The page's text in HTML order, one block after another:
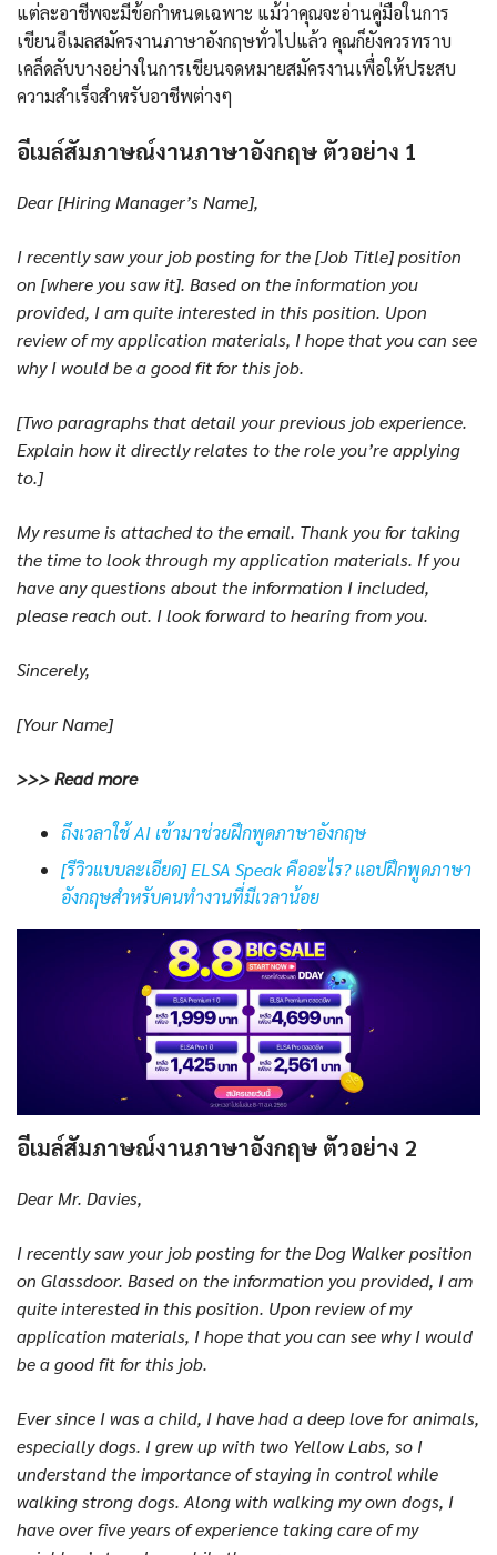
แต่ละอาชีพจะมีข้อกำหนดเฉพาะ แม้ว่าคุณจะอ่านคู่มือในการ
เขียนอีเมลสมัครงานภาษาอังกฤษทั่วไปแล้ว คุณก็ยังควรทราบ
เคล็ดลับบางอย่างในการเขียนจดหมายสมัครงานเพื่อให้ประสบ
ความสำเร็จสำหรับอาชีพต่างๆ
อีเมล์สัมภาษณ์งานภาษาอังกฤษ ตัวอย่าง 1
Dear [Hiring Manager’s Name],
I recently saw your job posting for the [Job Title] position
on [where you saw it]. Based on the information you
provided, I am quite interested in this position. Upon
review of my application materials, I hope that you can see
why I would be a good fit for this job.
[Two paragraphs that detail your previous job experience.
Explain how it directly relates to the role you’re applying
to.]
My resume is attached to the email. Thank you for taking
the time to look through my application materials. If you
have any questions about the information I included,
please reach out. I look forward to hearing from you.
Sincerely,
[Your Name]
>>> Read more
ถึงเวลาใช้ AI เข้ามาช่วยฝึกพูดภาษาอังกฤษ
[รีวิวแบบละเอียด] ELSA Speak คืออะไร? แอปฝึกพูดภาษา
อังกฤษสำหรับคนทำงานที่มีเวลาน้อย
อีเมล์สัมภาษณ์งานภาษาอังกฤษ ตัวอย่าง 2
Dear Mr. Davies,
I recently saw your job posting for the Dog Walker position
on Glassdoor. Based on the information you provided, I am
quite interested in this position. Upon review of my
application materials, I hope that you can see why I would
be a good fit for this job.
Ever since I was a child, I have had a deep love for animals,
especially dogs. I grew up with two Yellow Labs, so I
understand the importance of staying in control while
walking strong dogs. Along with walking my own dogs, I
have over five years of experience taking care of my